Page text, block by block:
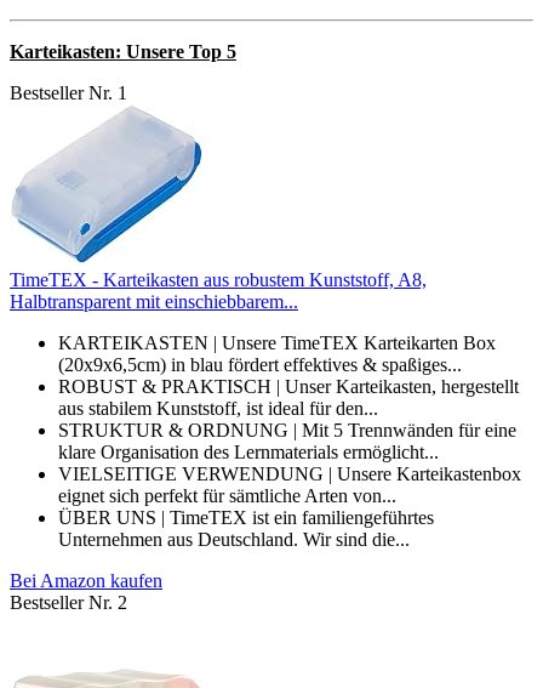
Karteikasten: Unsere Top 5
Bestseller Nr. 1
TimeTEX - Karteikasten aus robustem Kunststoff, A8,
Halbtransparent mit einschiebbarem...
KARTEIKASTEN | Unsere TimeTEX Karteikarten Box
(20x9x6,5cm) in blau fördert effektives & spaßiges...
ROBUST & PRAKTISCH | Unser Karteikasten, hergestellt
aus stabilem Kunststoff, ist ideal für den...
STRUKTUR & ORDNUNG | Mit 5 Trennwänden für eine
klare Organisation des Lernmaterials ermöglicht...
VIELSEITIGE VERWENDUNG | Unsere Karteikastenbox
eignet sich perfekt für sämtliche Arten von...
ÜBER UNS | TimeTEX ist ein familiengeführtes
Unternehmen aus Deutschland. Wir sind die...
Bei Amazon kaufen
Bestseller Nr. 2